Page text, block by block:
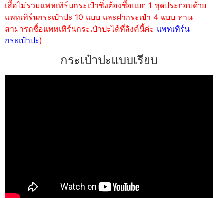
เสื้อไม่รวมแพทเทิร์นกระเป๋าซึ่งต้องซื้อแยก 1 ชุดประกอบด้วย
แพทเทิร์นกระเป๋าปะ 10 แบบ และฝากระเป๋า 4 แบบ ท่าน
สามารถซื้อแพทเทิร์นกระเป๋าปะได้ที่ลิงค์นี้ค่ะ แพทเทิร์น
กระเป๋าปะ)
กระเป๋าปะแบบเรียบ